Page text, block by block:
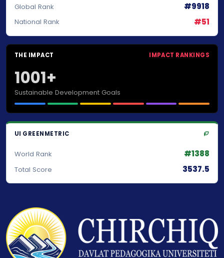
Global Rank #9918
National Rank #51
THE IMPACT IMPACT RANKINGS
1001+
Sustainable Development Goals
UI GREENMETRIC
World Rank #1388
Total Score 3537.5